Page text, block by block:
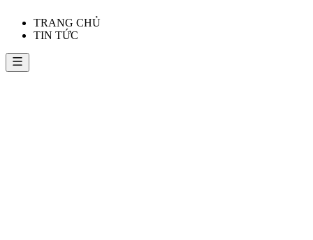
TRANG CHỦ
TIN TỨC